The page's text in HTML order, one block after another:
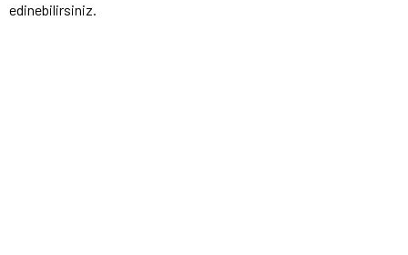
edinebilirsiniz.